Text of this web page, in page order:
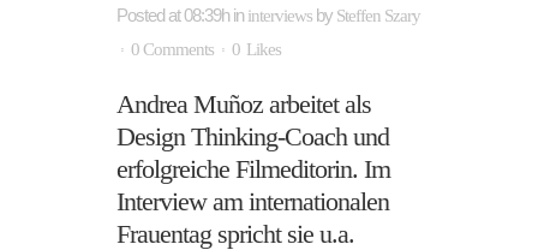
Posted at 08:39hininterviews by Steffen Szary
0 Comments
0 Likes
Andrea Muñoz arbeitet als
Design Thinking-Coach und
erfolgreiche Filmeditorin. Im
Interview am internationalen
Frauentag spricht sie u.a.